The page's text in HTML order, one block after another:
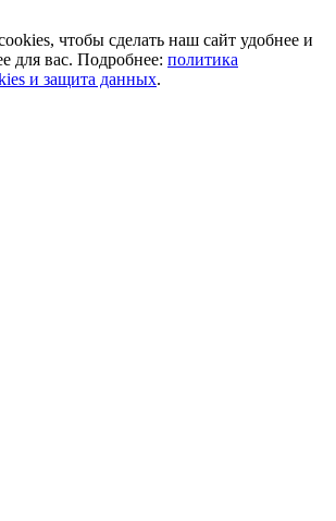
чтобы сделать наш сайт удобнее и
для вас. Подробнее: политика
и защита данных.